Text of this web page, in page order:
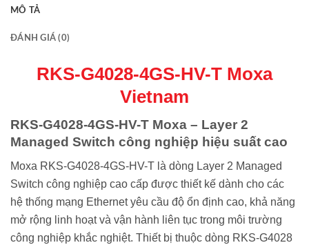
MÔ TẢ
ĐÁNH GIÁ (0)
RKS-G4028-4GS-HV-T Moxa
Vietnam
RKS-G4028-4GS-HV-T Moxa – Layer 2
Managed Switch công nghiệp hiệu suất cao
Moxa RKS-G4028-4GS-HV-T là dòng Layer 2 Managed
Switch công nghiệp cao cấp được thiết kế dành cho các
hệ thống mạng Ethernet yêu cầu độ ổn định cao, khả năng
mở rộng linh hoạt và vận hành liên tục trong môi trường
công nghiệp khắc nghiệt. Thiết bị thuộc dòng RKS-G4028